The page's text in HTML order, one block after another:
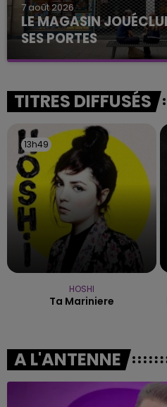
7 août 2026
LE MAGASIN
SES PORTES
C'était l'une des
fermer ses portes.
TITRES DIFFUSÉS
13h49
13h49
HOSHI
Ta Mariniere
A L'ANTENNE